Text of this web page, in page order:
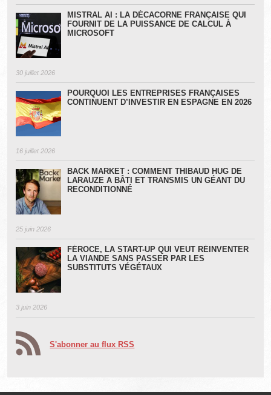
MISTRAL AI : LA DÉCACORNE FRANÇAISE QUI
FOURNIT DE LA PUISSANCE DE CALCUL À
MICROSOFT
30 juillet 2026
POURQUOI LES ENTREPRISES FRANÇAISES
CONTINUENT D’INVESTIR EN ESPAGNE EN 2026
16 juillet 2026
BACK MARKET : COMMENT THIBAUD HUG DE
LARAUZE A BÂTI ET TRANSMIS UN GÉANT DU
RECONDITIONNÉ
25 juin 2026
FÉROCE, LA START-UP QUI VEUT RÉINVENTER
LA VIANDE SANS PASSER PAR LES
SUBSTITUTS VÉGÉTAUX
3 juin 2026
S'abonner au flux RSS